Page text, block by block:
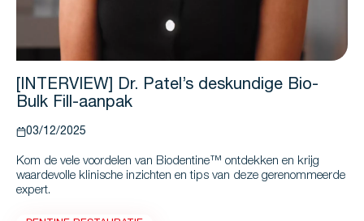
[INTERVIEW] Dr. Patel’s deskundige Bio-
Bulk Fill-aanpak
03/12/2025
Kom de vele voordelen van Biodentine™ ontdekken en krijg
waardevolle klinische inzichten en tips van deze gerenommeerde
expert.